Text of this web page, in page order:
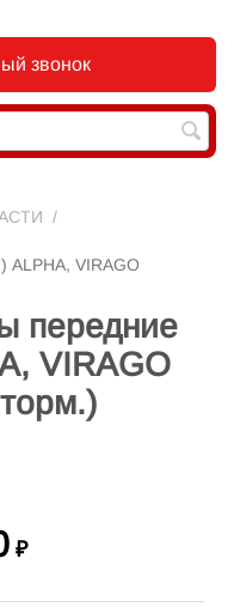
звонок
/
ALPHA, VIRAGO
передние
VIRAGO
₽